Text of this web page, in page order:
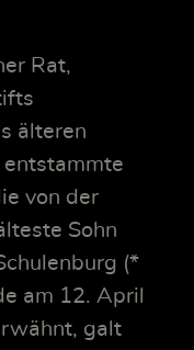
Rat,
älteren
entstammte
von der
Sohn
(*
am 12. April
galt